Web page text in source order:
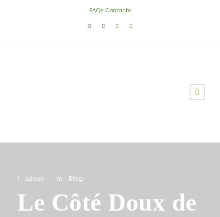
FAQs Contacts
Lands Blog
Le Côté Doux de